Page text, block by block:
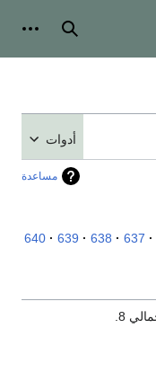
بحث
أدوات
مساعدة
637
638
639
640